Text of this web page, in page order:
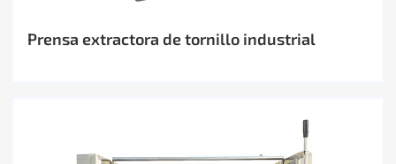
Prensa extractora de tornillo industrial